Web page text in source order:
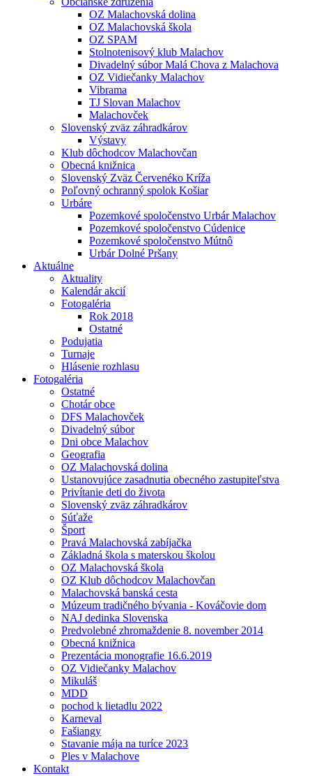
OZ Malachovská dolina
OZ Malachovská škola
OZ SPAM
Stolnotenisový klub Malachov
Divadelný súbor Malá Chova z Malachova
OZ Vidiečanky Malachov
Vibrama
TJ Slovan Malachov
Malachovček
Slovenský zväz záhradkárov
Výstavy
Klub dôchodcov Malachovčan
Obecná knižnica
Slovenský Zväz Červenéko Kríža
Poľovný ochranný spolok Košiar
Urbáre
Pozemkové spoločenstvo Urbár Malachov
Pozemkové spoločenstvo Cúdenice
Pozemkové spoločenstvo Mútnô
Urbár Dolné Pršany
Aktuálne
Aktuality
Kalendár akcií
Fotogaléria
Rok 2018
Ostatné
Podujatia
Turnaje
Hlásenie rozhlasu
Fotogaléria
Ostatné
Chotár obce
DFS Malachovček
Divadelný súbor
Dni obce Malachov
Geografia
OZ Malachovská dolina
Ustanovujúce zasadnutia obecného zastupiteľstva
Privítanie deti do života
Slovenský zväz záhradkárov
Súťaže
Šport
Pravá Malachovská zabíjačka
Základná škola s materskou školou
OZ Malachovská škola
OZ Klub dôchodcov Malachovčan
Malachovská banská cesta
Múzeum tradičného bývania - Kováčovie dom
NAJ dedinka Slovenska
Predvolebné zhromaždenie 8. november 2014
Obecná knižnica
Prezentácia monografie 16.6.2019
OZ Vidiečanky Malachov
Mikuláš
MDD
pochod k lietadlu 2022
Karneval
Fašiangy
Stavanie mája na turíce 2023
Ples v Malachove
Kontakt